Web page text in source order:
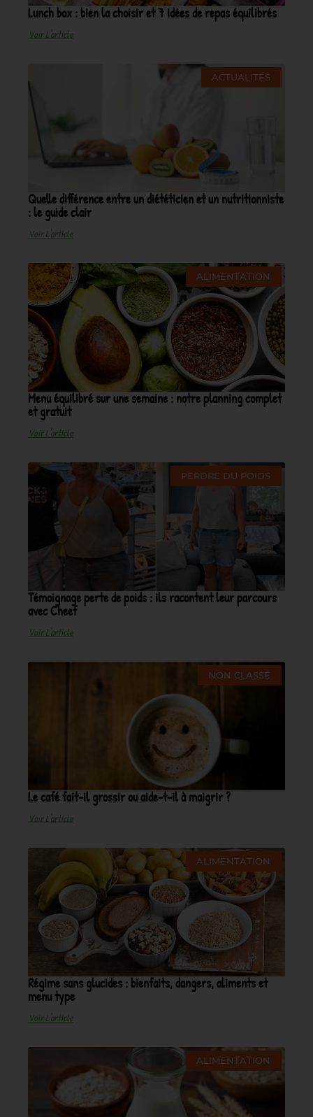
Lunch box : bien la choisir et 7 idées de repas équilibrés
Voir L'article
ACTUALITÉS
Quelle différence entre un diététicien et un nutritionniste
: le guide clair
Voir L'article
ALIMENTATION
Menu équilibré sur une semaine : notre planning complet
et gratuit
Voir L'article
PERDRE DU POIDS
Témoignage perte de poids : ils racontent leur parcours
avec Cheef
Voir L'article
NON CLASSÉ
Le café fait-il grossir ou aide-t-il à maigrir ?
Voir L'article
ALIMENTATION
Régime sans glucides : bienfaits, dangers, aliments et
menu type
Voir L'article
ALIMENTATION